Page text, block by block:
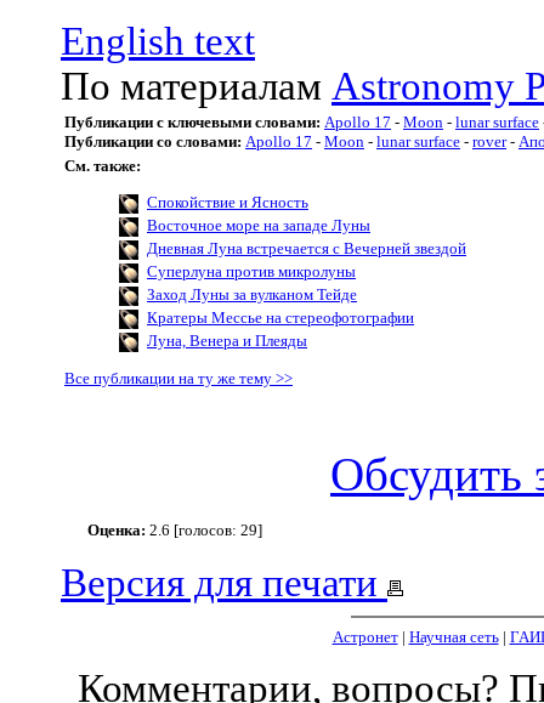
English text
По материалам Astronomy
Публикации с ключевыми словами: Apollo 17 - Moon - lunar surface
Публикации со словами: Apollo 17 - Moon - lunar surface - rover-
См. также:
Спокойствие и Ясность
Восточное море на западе Луны
Дневная Луна встречается с Вечерней звездой
Суперлуна против микролуны
Заход Луны за вулканом Тейде
Кратеры Мессье на стереофотографии
Луна, Венера и Плеяды
Все публикации на ту же тему >>
Обсудить
Оценка: 2.6 [голосов: 29]
Версия для печати
Астронет| Научная сеть|
Комментарии, вопросы?